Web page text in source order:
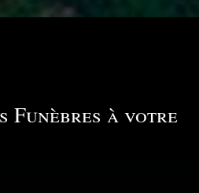
Funèbres à votre